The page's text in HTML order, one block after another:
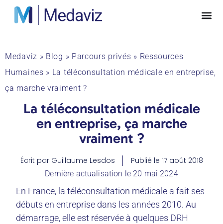
Medaviz » Blog » Parcours privés » Ressources
Humaines » La téléconsultation médicale en entreprise,
ça marche vraiment ?
La téléconsultation médicale
en entreprise, ça marche
vraiment ?
Écrit par Guillaume Lesdos Publié le 17 août 2018
Dernière actualisation le 20 mai 2024
En France, la téléconsultation médicale a fait ses
débuts en entreprise dans les années 2010. Au
démarrage, elle est réservée à quelques DRH